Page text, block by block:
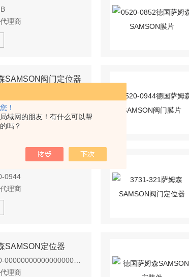
！
域网的朋友！有什么可以帮
吗？
代理商
SAMSON阀门定位器
代理商
萨姆森定位器膜片
0944
代理商
SAMSON定位器
00000000000000000.01
代理商